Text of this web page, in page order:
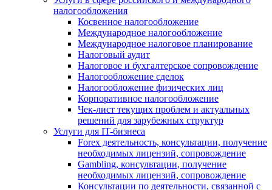
налогообложения
Косвенное налогообложение
Международное налогообложение
Международное налоговое планирование
Налоговый аудит
Налоговое и бухгалтерское сопровождение
Налогообложение сделок
Налогообложение физических лиц
Корпоративное налогообложение
Чек-лист текущих проблем и актуальных
решений для зарубежных структур
Услуги для IT-бизнеса
Forex деятельность, консультации, получение
необходимых лицензий, сопровождение
Gambling, консультации, получение
необходимых лицензий, сопровождение
Консультации по деятельности, связанной с